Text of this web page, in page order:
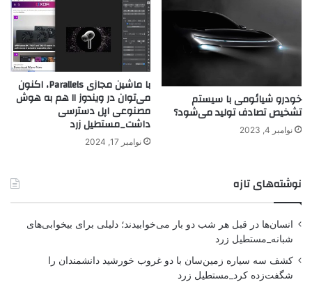
خودرو شیائومی با سیستم
تشخیص تصادف تولید می‌شود؟
نوامبر 4, 2023
با ماشین مجازی Parallels، اکنون
می‌توان در ویندوز ۱۱ هم به هوش
مصنوعی اپل دسترسی
داشت_مستطیل زرد
نوامبر 17, 2024
نوشته‌های تازه
انسان‌ها در قبل هر شب دو بار می‌خوابیدند؛ دلیلی برای بیخوابی‌های
شبانه_مستطیل زرد
کشف سه سیاره زمین‌سان با دو غروب خورشید دانشمندان را
شگفت‌زده کرد_مستطیل زرد